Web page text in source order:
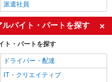
派遣社員
バイト・パートを探す
ト・パートを探す
ドライバー・配達
IT・クリエイティブ